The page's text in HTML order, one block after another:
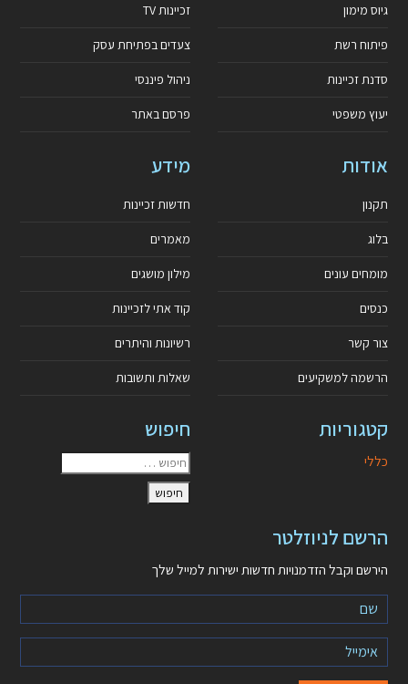
גיוס מימון
פיתוח רשת
סדנת זכיינות
יעוץ משפטי
זכיינות TV
צעדים בפתיחת עסק
ניהול פיננסי
פרסם באתר
אודות
תקנון
בלוג
מומחים עונים
כנסים
צור קשר
הרשמה למשקיעים
מידע
חדשות זכיינות
מאמרים
מילון מושגים
קוד אתי לזכיינות
רשיונות והיתרים
שאלות ותשובות
קטגוריות
כללי
חיפוש
הרשם לניוזלטר
הירשם וקבל הזדמנויות חדשות ישירות למייל שלך